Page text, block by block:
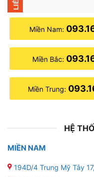
Miền Nam:
Miền Bắc:
Miền Trung:
HỆ
MIỀN NAM
194D/4 Trung Mỹ Tây